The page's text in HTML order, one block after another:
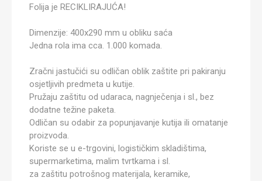
Folija je RECIKLIRAJUĆA!
Dimenzije: 400x290 mm u obliku saća
Jedna rola ima cca. 1.000 komada.
Zračni jastučići su odličan oblik zaštite pri pakiranju
osjetljivih predmeta u kutije.
Pružaju zaštitu od udaraca, nagnječenja i sl., bez
dodatne težine paketa.
Odličan su odabir za popunjavanje kutija ili omatanje
proizvoda.
Koriste se u e-trgovini, logističkim skladištima,
supermarketima, malim tvrtkama i sl.
za zaštitu potrošnog materijala, keramike,